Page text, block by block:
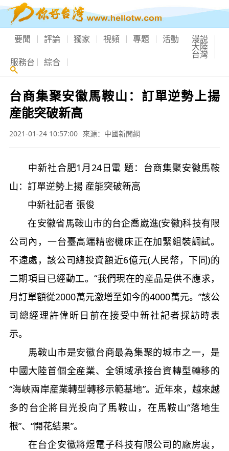
要聞 評論 獨家 視頻 專題 活動 漫説
大陸
台灣
服務台 綜合
台商集聚安徽馬鞍山：訂單逆勢上揚
産能突破新高
2021-01-24 10:57:00 來源：中國新聞網
中新社合肥1月24日電 題：台商集聚安徽馬鞍
山：訂單逆勢上揚 産能突破新高
中新社記者 張俊
在安徽省馬鞍山市的台企喬崴進(安徽)科技有限
公司內，一台臺高端精密機床正在加緊組裝調試。
不遠處，該公司總投資額近6億元(人民幣，下同)的
二期項目已經動工。“我們現在的産品是供不應求，
月訂單額從2000萬元激增至如今的4000萬元。”該公
司總經理許偉昕日前在接受中新社記者採訪時表
示。
馬鞍山市是安徽台商最為集聚的城市之一，是
中國大陸首個全産業、全領域承接台資轉型轉移的
“海峽兩岸産業轉型轉移示範基地”。近年來，越來越
多的台企將目光投向了馬鞍山，在馬鞍山“落地生
根”、“開花結果”。
在台企安徽將煜電子科技有限公司的廠房裏，